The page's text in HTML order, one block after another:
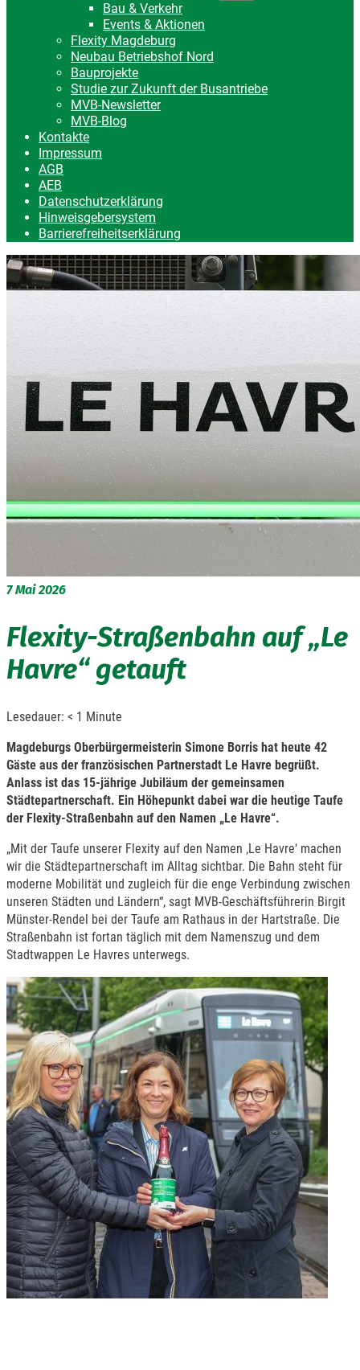
Bau & Verkehr
Events & Aktionen
Flexity Magdeburg
Neubau Betriebshof Nord
Bauprojekte
Studie zur Zukunft der Busantriebe
MVB-Newsletter
MVB-Blog
Kontakte
Impressum
AGB
AEB
Datenschutzerklärung
Hinweisgebersystem
Barrierefreiheitserklärung
7Mai 2026
Flexity-Straßenbahn auf „Le
Havre“ getauft
Lesedauer: < 1 Minute
Magdeburgs Oberbürgermeisterin Simone Borris hat heute 42
Gäste aus der französischen Partnerstadt Le Havre begrüßt.
Anlass ist das 15-jährige Jubiläum der gemeinsamen
Städtepartnerschaft. Ein Höhepunkt dabei war die heutige Taufe
der Flexity-Straßenbahn auf den Namen „Le Havre“.
„Mit der Taufe unserer Flexity auf den Namen ‚Le Havre‘ machen
wir die Städtepartnerschaft im Alltag sichtbar. Die Bahn steht für
moderne Mobilität und zugleich für die enge Verbindung zwischen
unseren Städten und Ländern“, sagt MVB-Geschäftsführerin Birgit
Münster-Rendel bei der Taufe am Rathaus in der Hartstraße. Die
Straßenbahn ist fortan täglich mit dem Namenszug und dem
Stadtwappen Le Havres unterwegs.